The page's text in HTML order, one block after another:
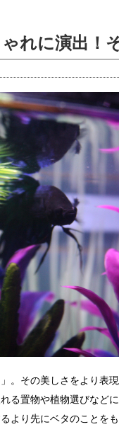
れに演出！
。その美しさをより表
る置物や植物選びなど
より先にベタのことを